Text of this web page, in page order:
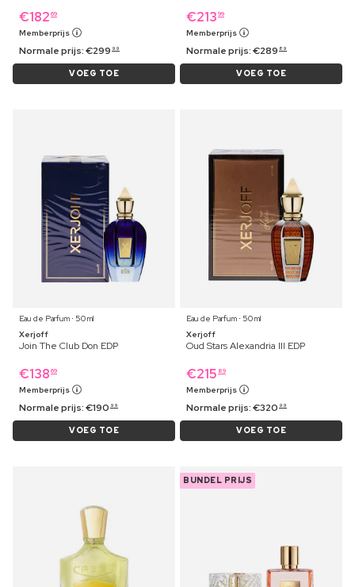
€182 69
Memberprijs
Normale prijs:€299 99
VOEG TOE
€213 99
Memberprijs
Normale prijs:€289 89
VOEG TOE
Eau de Parfum ⋅ 50 ml
Xerjoff
Join The Club Don EDP
€138 69
Memberprijs
Normale prijs:€190 99
VOEG TOE
Eau de Parfum ⋅ 50 ml
Xerjoff
Oud Stars Alexandria III EDP
€215 89
Memberprijs
Normale prijs:€320 99
VOEG TOE
BUNDEL PRIJS